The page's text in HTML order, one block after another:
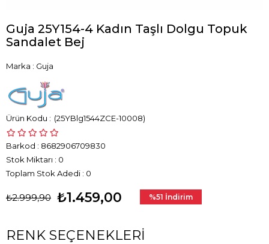
Guja 25Y154-4 Kadın Taşlı Dolgu Topuk
Sandalet Bej
Marka : Guja
(25YBlg1544ZCE-10008)
Barkod : 8682906709830
Stok Miktarı : 0
Toplam Stok Adedi : 0
₺2.999,90 ₺1.459,00 %51 İndirim
RENK SEÇENEKLERI